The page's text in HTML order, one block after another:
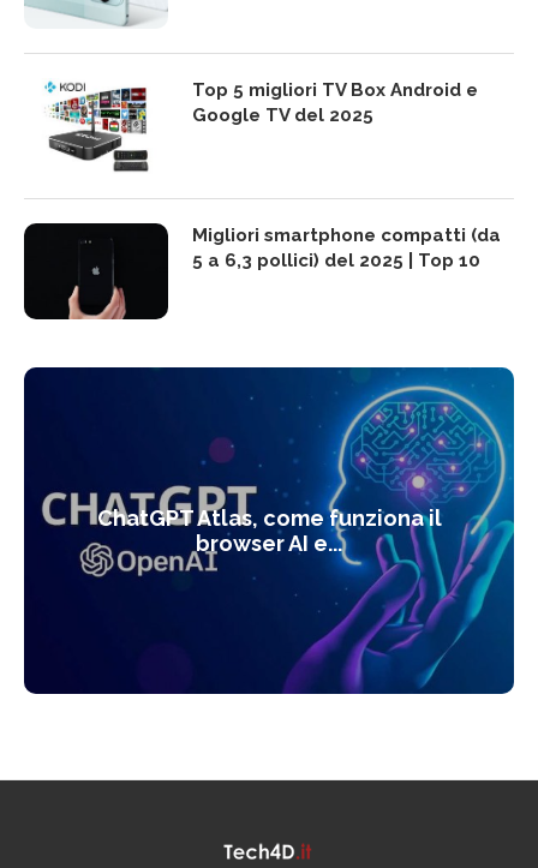
Top 5 migliori TV Box Android e
Google TV del 2025
Migliori smartphone compatti (da
5 a 6,3 pollici) del 2025 | Top 10
ChatGPT Atlas, come funziona il
browser AI e...